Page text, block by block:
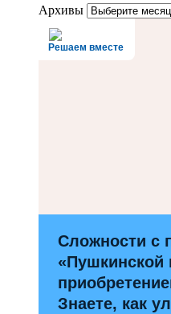
Архивы
Решаем вместе
Сложности с
«Пушкинской
Знаете, как